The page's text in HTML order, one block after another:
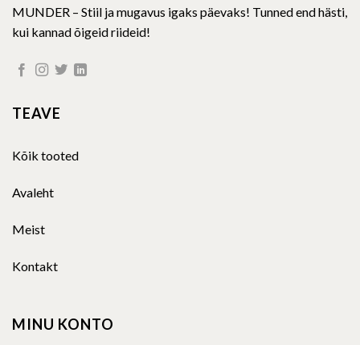
MUNDER – Stiil ja mugavus igaks päevaks! Tunned end hästi,
kui kannad õigeid riideid!
TEAVE
Kõik tooted
Avaleht
Meist
Kontakt
MINU KONTO